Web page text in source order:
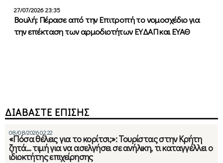
27/07/2026 23:35
Βουλή: Πέρασε από την Επιτροπή το νομοσχέδιο για
την επέκταση των αρμοδιοτήτων ΕΥΔΑΠ και ΕΥΑΘ
ΔΙΑΒΑΣΤΕ ΕΠΙΣΗΣ
08/08/2026 02:22
«Πόσα θέλεις για το κορίτσι;»: Τουρίστας στην Κρήτη
ζητά… τιμή για να ασελγήσει σε ανήλικη, τι καταγγέλλει ο
ιδιοκτήτης επιχείρησης